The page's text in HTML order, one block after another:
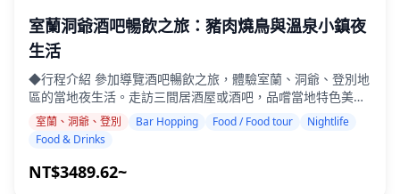
暢飲。請隨時預訂。 ![]
(https://assets.hldycdn.com/815834b2-f74b-440c-981d-
dd039ba57016.jpg?w=1200&h=800&fit=crop&q=80) ![]
(https://assets.hldycdn.com/87c0dbc4-065e-47d8-ac86-
457d80c9b7e6.jpg?w=1200&h=800&fit=crop&q=80) ![]
(https://assets.hldycdn.com/13b86bbc-e594-4dac-98b1-
f02a2a8006f5.jpg?w=1200&h=800&fit=crop&q=80) ![]
848ce0040a7b.webp?w=1200&h=800&fit=crop&q=80) ![]
室蘭洞爺酒吧暢飲之旅：豬肉燒鳥與溫泉小鎮夜
生活
◆行程介紹 參加導覽酒吧暢飲之旅，體驗室蘭、洞爺、登別地
區的當地夜生活。走訪三間居酒屋或酒吧，品嚐當地特色美
食，如室蘭著名的豬肉燒鳥（烤豬肉串）和咖哩拉麵、洞爺的
和牛和新鮮蔬菜料理，以及登別溫泉小鎮的獨特當地美食。漫
多數遊客永遠不會找到的隱藏瑰寶。 ・在室蘭、洞爺和登別地
室蘭、洞爺、登別 Bar Hopping Food / Food tour
Nightlife
Food & Drinks
NT$3489.62~